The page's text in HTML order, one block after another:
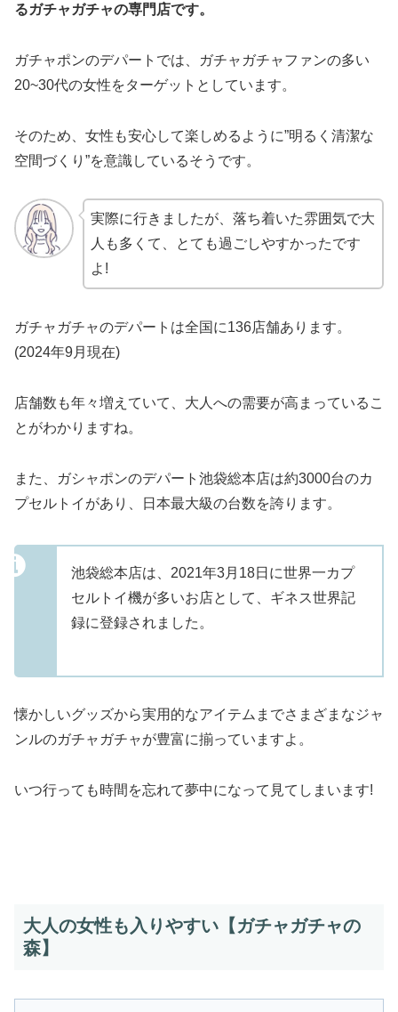
るガチャガチャの専門店です。
ガチャポンのデパートでは、ガチャガチャファンの多い
20~30代の女性をターゲットとしています。
そのため、女性も安心して楽しめるように”明るく清潔な
空間づくり”を意識しているそうです。
実際に行きましたが、落ち着いた雰囲気で大
人も多くて、とても過ごしやすかったです
よ!
ガチャガチャのデパートは全国に136店舗あります。
(2024年9月現在)
店舗数も年々増えていて、大人への需要が高まっているこ
とがわかりますね。
また、ガシャポンのデパート池袋総本店は約3000台のカ
プセルトイがあり、日本最大級の台数を誇ります。
池袋総本店は、2021年3月18日に世界一カプ
セルトイ機が多いお店として、ギネス世界記
録に登録されました。
懐かしいグッズから実用的なアイテムまでさまざまなジャ
ンルのガチャガチャが豊富に揃っていますよ。
いつ行っても時間を忘れて夢中になって見てしまいます!
大人の女性も入りやすい【ガチャガチャの
森】